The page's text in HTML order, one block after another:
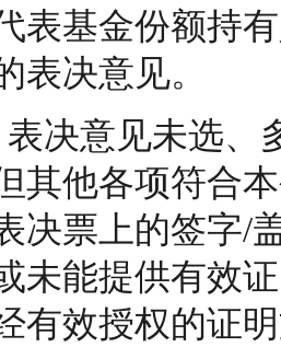
表基金份额持
表决意见。
其他各项符合
决票上的签字/
未能提供有效
有效授权的证